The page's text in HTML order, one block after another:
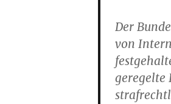
Der
von
geregelte